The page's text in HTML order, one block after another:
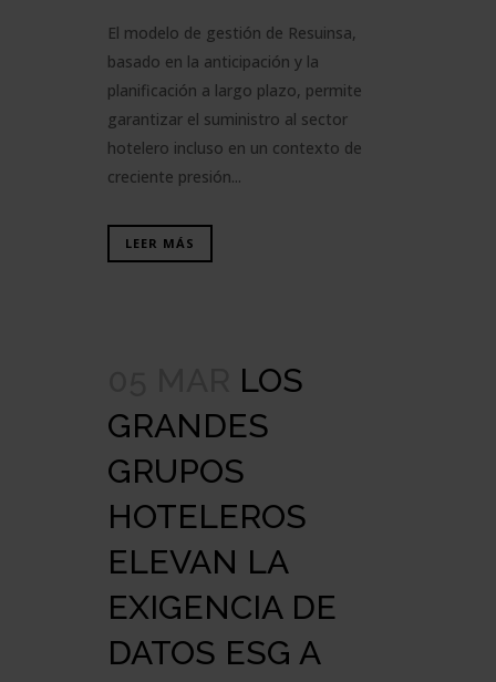
El modelo de gestión de Resuinsa,
basado en la anticipación y la
planificación a largo plazo, permite
garantizar el suministro al sector
hotelero incluso en un contexto de
creciente presión...
LEER MÁS
LOS
GRANDES
GRUPOS
HOTELEROS
ELEVAN LA
EXIGENCIA DE
DATOS ESG A